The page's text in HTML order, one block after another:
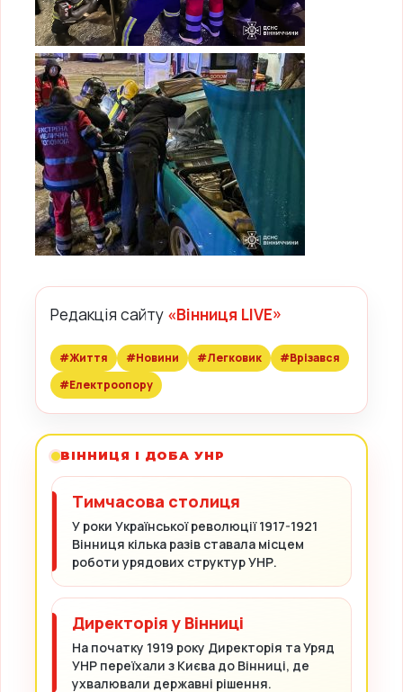
Редакція сайту «Вінниця LIVE»
#Життя #Новини #Легковик
#Врізався
#Електроопору
ВІННИЦЯ І ДОБА УНР
Тимчасова столиця
У роки Української революції 1917-1921
Вінниця кілька разів ставала місцем
роботи урядових структур УНР.
Директорія у Вінниці
На початку 1919 року Директорія та Уряд
УНР переїхали з Києва до Вінниці, де
ухвалювали державні рішення.